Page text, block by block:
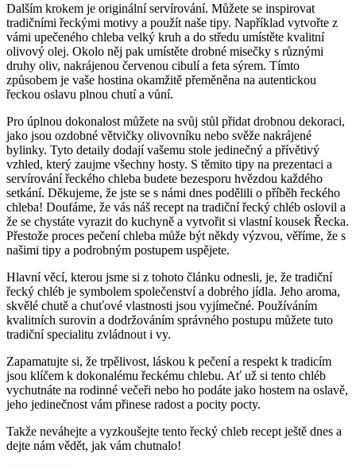
Dalším krokem je originální servírování. Můžete se inspirovat
tradičními řeckými motivy a použít naše tipy. Například vytvořte z
vámi upečeného chleba velký kruh a do středu umístěte kvalitní
olivový olej. Okolo něj pak umístěte drobné misečky s různými
druhy oliv, nakrájenou červenou cibulí a feta sýrem. Tímto
způsobem je vaše hostina okamžitě přeměněna na autentickou
řeckou oslavu plnou chutí a vůní.
Pro úplnou dokonalost můžete na svůj stůl přidat drobnou dekoraci,
jako jsou ozdobné větvičky olivovníku nebo svěže nakrájené
bylinky. Tyto detaily dodají vašemu stole jedinečný a přívětivý
vzhled, který zaujme všechny hosty. S těmito tipy na prezentaci a
servírování řeckého chleba budete bezesporu hvězdou každého
setkání. Děkujeme, že jste se s námi dnes podělili o příběh řeckého
chleba! Doufáme, že vás náš recept na tradiční řecký chléb oslovil a
že se chystáte vyrazit do kuchyně a vytvořit si vlastní kousek Řecka.
Přestože proces pečení chleba může být někdy výzvou, věříme, že s
našimi tipy a podrobným postupem uspějete.
Hlavní věcí, kterou jsme si z tohoto článku odnesli, je, že tradiční
řecký chléb je symbolem společenství a dobrého jídla. Jeho aroma,
skvělé chutě a chuťové vlastnosti jsou vyjímečné. Používáním
kvalitních surovin a dodržováním správného postupu můžete tuto
tradiční specialitu zvládnout i vy.
Zapamatujte si, že trpělivost, láskou k pečení a respekt k tradicím
jsou klíčem k dokonalému řeckému chlebu. Ať už si tento chléb
vychutnáte na rodinné večeři nebo ho podáte jako hostem na oslavě,
jeho jedinečnost vám přinese radost a pocity pocty.
Takže neváhejte a vyzkoušejte tento řecký chleb recept ještě dnes a
dejte nám vědět, jak vám chutnalo!